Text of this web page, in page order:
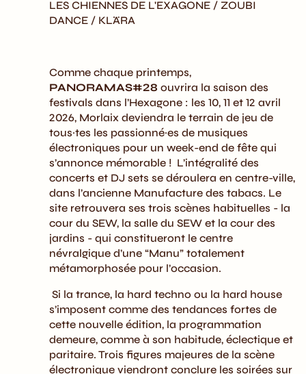
LES CHIENNES DE L'EXAGONE / ZOUBI
DANCE / KLÄRA
Comme chaque printemps,
PANORAMAS#28 ouvrira la saison des
festivals dans l’Hexagone : les 10, 11 et 12 avril
2026, Morlaix deviendra le terrain de jeu de
tous·tes les passionné·es de musiques
électroniques pour un week-end de fête qui
s’annonce mémorable ! L’intégralité des
concerts et DJ sets se déroulera en centre-ville,
dans l’ancienne Manufacture des tabacs. Le
site retrouvera ses trois scènes habituelles - la
cour du SEW, la salle du SEW et la cour des
jardins - qui constitueront le centre
névralgique d’une “Manu” totalement
métamorphosée pour l’occasion.
Si la trance, la hard techno ou la hard house
s’imposent comme des tendances fortes de
cette nouvelle édition, la programmation
demeure, comme à son habitude, éclectique et
paritaire. Trois figures majeures de la scène
électronique viendront conclure les soirées sur